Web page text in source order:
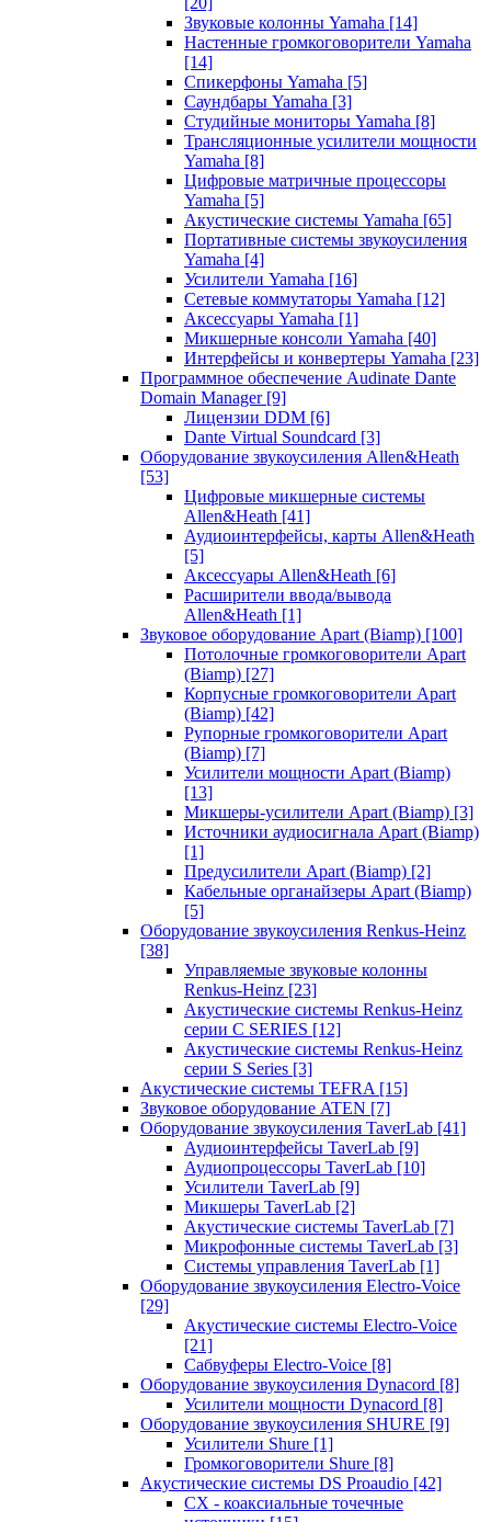
Звуковые колонны Yamaha [14]
Настенные громкоговорители Yamaha
[14]
Спикерфоны Yamaha [5]
Саундбары Yamaha [3]
Студийные мониторы Yamaha [8]
Трансляционные усилители мощности
Yamaha [8]
Цифровые матричные процессоры
Yamaha [5]
Акустические системы Yamaha [65]
Портативные системы звукоусиления
Yamaha [4]
Усилители Yamaha [16]
Сетевые коммутаторы Yamaha [12]
Аксессуары Yamaha [1]
Микшерные консоли Yamaha [40]
Интерфейсы и конвертеры Yamaha [23]
Программное обеспечение Audinate Dante
Domain Manager [9]
Лицензии DDM [6]
Dante Virtual Soundcard [3]
Оборудование звукоусиления Allen&Heath
[53]
Цифровые микшерные системы
Allen&Heath [41]
Аудиоинтерфейсы, карты Allen&Heath
[5]
Аксессуары Allen&Heath [6]
Расширители ввода/вывода
Allen&Heath [1]
Звуковое оборудование Apart (Biamp) [100]
Потолочные громкоговорители Apart
(Biamp) [27]
Корпусные громкоговорители Apart
(Biamp) [42]
Рупорные громкоговорители Apart
(Biamp) [7]
Усилители мощности Apart (Biamp)
[13]
Микшеры-усилители Apart (Biamp) [3]
Источники аудиосигнала Apart (Biamp)
[1]
Предусилители Apart (Biamp) [2]
Кабельные органайзеры Apart (Biamp)
[5]
Оборудование звукоусиления Renkus-Heinz
[38]
Управляемые звуковые колонны
Renkus-Heinz [23]
Акустические системы Renkus-Heinz
серии C SERIES [12]
Акустические системы Renkus-Heinz
серии S Series [3]
Акустические системы TEFRA [15]
Звуковое оборудование ATEN [7]
Оборудование звукоусиления TaverLab [41]
Аудиоинтерфейсы TaverLab [9]
Аудиопроцессоры TaverLab [10]
Усилители TaverLab [9]
Микшеры TaverLab [2]
Акустические системы TaverLab [7]
Микрофонные системы TaverLab [3]
Системы управления TaverLab [1]
Оборудование звукоусиления Electro-Voice
[29]
Акустические системы Electro-Voice
[21]
Сабвуферы Electro-Voice [8]
Оборудование звукоусиления Dynacord [8]
Усилители мощности Dynacord [8]
Оборудование звукоусиления SHURE [9]
Усилители Shure [1]
Громкоговорители Shure [8]
Акустические системы DS Proaudio [42]
CX - коаксиальные точечные